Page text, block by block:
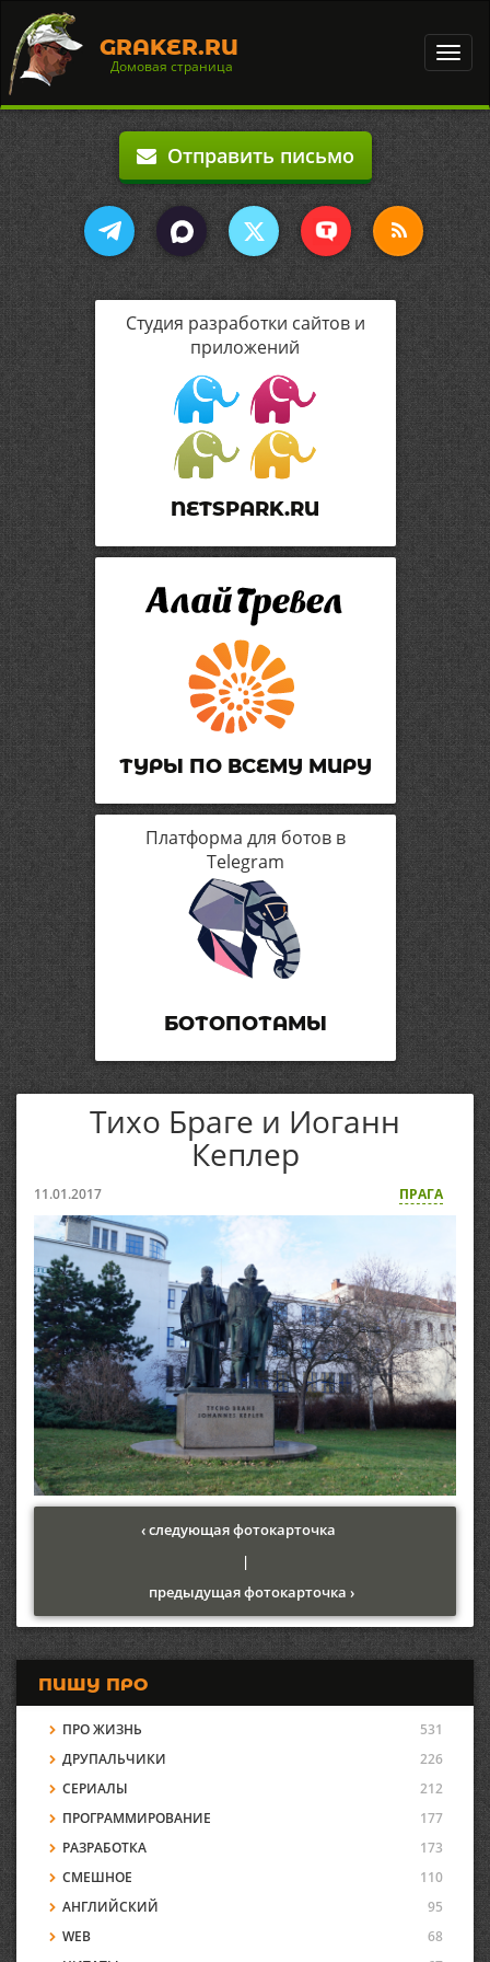
GRAKER.RU
Домовая страница
Отправить письмо
Студия разработки сайтов и
приложений
NETSPARK.RU
ТУРЫ ПО ВСЕМУ МИРУ
Платформа для ботов в
Telegram
БОТОПОТАМЫ
Тихо Браге и Иоганн
Кеплер
11.01.2017 ПРАГА
‹ следующая фотокарточка
|
предыдущая фотокарточка ›
ПИШУ ПРО
ПРО ЖИЗНЬ
531
ДРУПАЛЬЧИКИ
226
СЕРИАЛЫ
212
ПРОГРАММИРОВАНИЕ
177
РАЗРАБОТКА
173
СМЕШНОЕ
110
АНГЛИЙСКИЙ
95
WEB
68